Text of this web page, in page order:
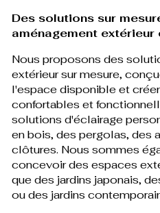
Des solutions sur
aménagement extérieur
Nous proposons des
extérieur sur mesure,
l'espace disponible et
confortables et
solutions d'éclairage
en bois, des pergolas, des
clôtures. Nous sommes
concevoir des espaces
que des jardins japonais,
ou des jardins